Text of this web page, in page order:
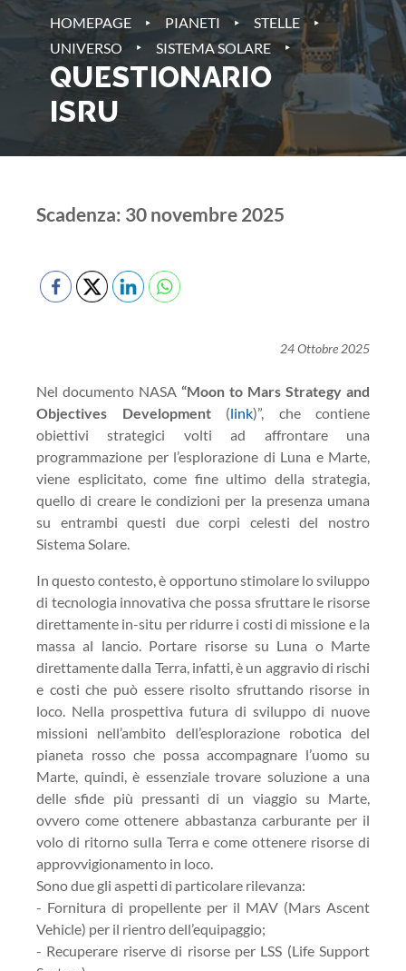
HOMEPAGE ‣ PIANETI ‣ STELLE ‣
UNIVERSO ‣ SISTEMA SOLARE ‣
QUESTIONARIO
ISRU
Scadenza: 30 novembre 2025
24 Ottobre 2025
Nel documento NASA “Moon to Mars Strategy and
Objectives Development (link)”, che contiene
obiettivi strategici volti ad affrontare una
programmazione per l’esplorazione di Luna e Marte,
viene esplicitato, come fine ultimo della strategia,
quello di creare le condizioni per la presenza umana
su entrambi questi due corpi celesti del nostro
Sistema Solare.
In questo contesto, è opportuno stimolare lo sviluppo
di tecnologia innovativa che possa sfruttare le risorse
direttamente in-situ per ridurre i costi di missione e la
massa al lancio. Portare risorse su Luna o Marte
direttamente dalla Terra, infatti, è un aggravio di rischi
e costi che può essere risolto sfruttando risorse in
loco. Nella prospettiva futura di sviluppo di nuove
missioni nell’ambito dell’esplorazione robotica del
pianeta rosso che possa accompagnare l’uomo su
Marte, quindi, è essenziale trovare soluzione a una
delle sfide più pressanti di un viaggio su Marte,
ovvero come ottenere abbastanza carburante per il
volo di ritorno sulla Terra e come ottenere risorse di
approvvigionamento in loco.
Sono due gli aspetti di particolare rilevanza:
- Fornitura di propellente per il MAV (Mars Ascent
Vehicle) per il rientro dell’equipaggio;
- Recuperare riserve di risorse per LSS (Life Support